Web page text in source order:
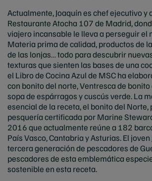
Actualmente, Joaquín es chef ejecutivo y
Restaurante Atocha 107 de Madrid,
viajero incansable le lleva a perseguir el
Materia prima de calidad, productos de
de las lonjas… todo para descubrir
texturas que sienten las bases de una
el Libro de Cocina Azul de MSC ha
con bonito del norte, Ventresca de
sopa de espárragos y cuscús verde. La
esencial de la receta, el bonito del Norte,
pesquería certificada por Marine
2016 que actualmente reúne a 182
País Vasco, Cantabria y Asturias. El joven
tercera generación de pescadores de
pescadores de esta emblemática
sostenible en esta receta.